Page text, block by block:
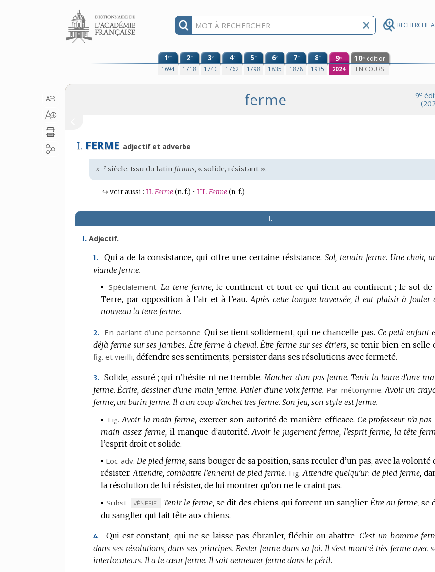
RECHERCHE
Aller au contenu
1re
1694
2e
1718
3e
1740
4e
1762
5e
1798
6e
1835
7e
1878
8e
1935
9e
2024
10e édition
EN COURS
9e
ferme
I. FERME adjectif et adverbe
Étymologie
:
xiie siècle. Issu dulatin firmus, « solide, résistant ».
↪ voir aussi : II. Ferme(n. f.) • III. Ferme(n. f.)
I.
I. Adjectif.
1. Qui a de la consistance, qui offre une certaine résistance. Sol, terrain ferme. Une chair,
viande ferme.
▪ Spécialement. La terre ferme, le continent et tout ce qui tient au continent ; le sol de
Terre, par opposition à l’air et à l’eau. Après cette longue traversée, il eut plaisir à fouler
nouveau la terre ferme.
2. En parlant d’une personne. Qui se tient solidement, qui ne chancelle pas. Ce petit enfant
déjà ferme sur ses jambes. Être ferme à cheval. Être ferme sur ses étriers, se tenir bien en selle
fig. et vieilli, défendre ses sentiments, persister dans ses résolutions avec fermeté.
3. Solide, assuré ; qui n’hésite ni ne tremble. Marcher d’un pas ferme. Tenir la barre d’une
ferme. Écrire, dessiner d’une main ferme. Parler d’une voix ferme. Par métonymie. Avoir un
ferme, un burin ferme. Il a un coup d’archet très ferme. Son jeu, son style est ferme.
▪ Fig. Avoir la main ferme, exercer son autorité de manière efficace. Ce professeur n’a pas
main assez ferme, il manque d’autorité. Avoir le jugement ferme, l’esprit ferme, la tête
l’esprit droit et solide.
▪ Loc. adv. De pied ferme, sans bouger de sa position, sans reculer d’un pas, avec la volonté
résister. Attendre, combattre l’ennemi de pied ferme. Fig. Attendre quelqu’un de pied ferme,
la résolution de lui résister, de lui montrer qu’on ne le craint pas.
▪Subst.
MARQUE
DE
:
VÈNERIE. Tenir le ferme, se dit des chiens qui forcent un sanglier. Être au ferme, se
du sanglier qui fait tête aux chiens.
4. Qui est constant, qui ne se laisse pas ébranler, fléchir ou abattre. C’est un homme
dans ses résolutions, dans ses principes. Rester ferme dans sa foi. Il s’est montré très ferme avec
interlocuteurs. Il a le cœur ferme. Il sait demeurer ferme dans le péril.